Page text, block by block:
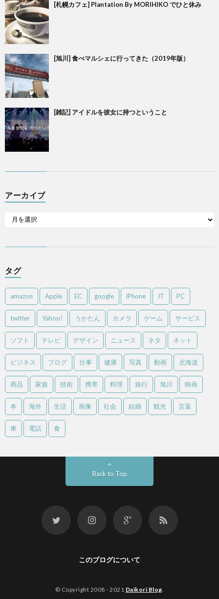
[札幌カフェ] Plantation By MORIHIKO でひと休み
[旭川] 食べマルシェに行ってきた（2019年版）
[雑記] アイドルを彼女に持つということ
アーカイブ
タグ
amazon Apple EC google iPhone IT PC
twitter Yahoo! うかたん カメラ ゲーム サービス
ソフト テレビ デザイン ニュース ネタ ネット
ビジネス ブログ 仕事 健康 写真 動画 北海道
商品 家族 技術 携帯 料理 旅行 旭川 映画
本 海外 生活 画像 社会 結婚 観光 言葉
車 電話 食
Back to Top
このブログについて
© Copyright 2008 - 2021 Daikori Blog.